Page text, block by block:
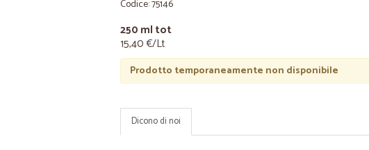
Codice: 75146
250 ml tot
15,40 €/Lt
Prodotto temporaneamente non disponibile
Dicono di noi